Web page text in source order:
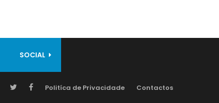
SOCIAL
Politíca de Privacidade Contactos